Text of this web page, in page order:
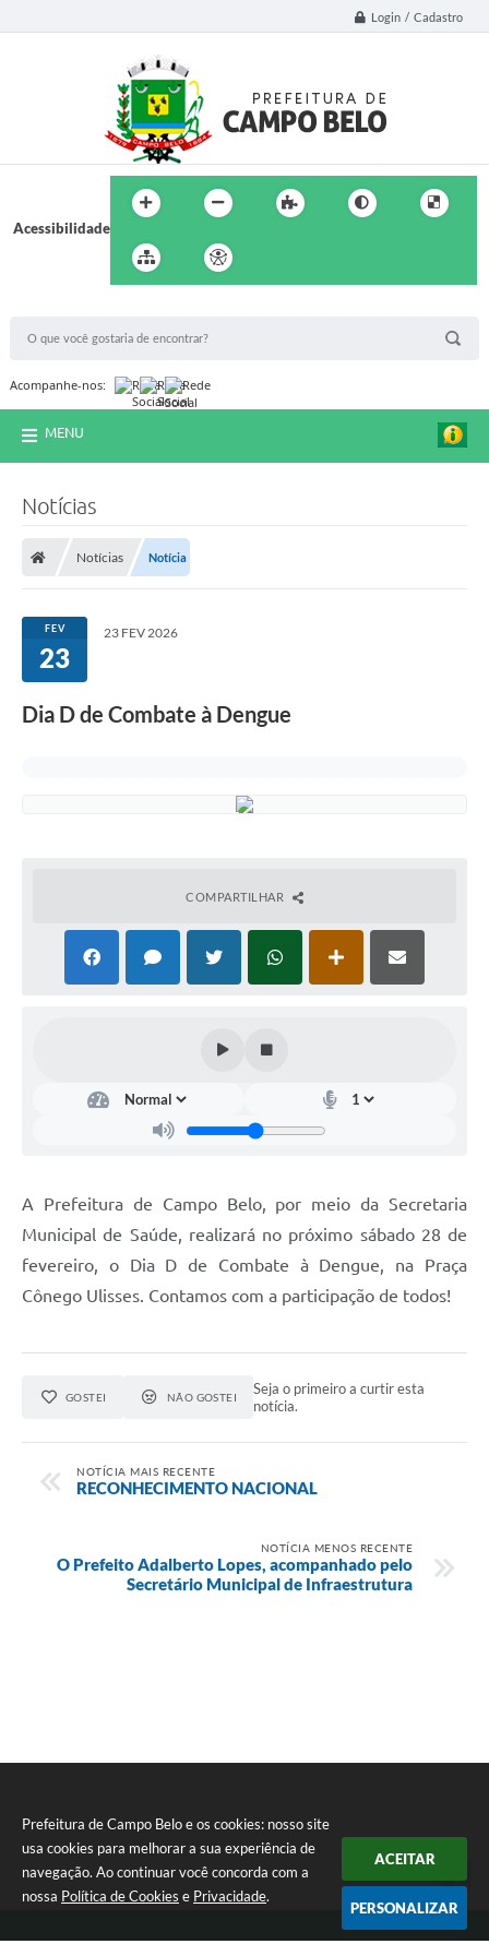
Prefeitura de Campo Belo e os cookies: nosso site
usa cookies para melhorar a sua experiência de
navegação. Ao continuar você concorda com a
nossa Política de Cookies e Privacidade.
ACEITAR
PERSONALIZAR
Login / Cadastro
Acessibilidade
Acompanhe-nos:
MENU
Notícias
Notícias Notícia
FEV
23
23 FEV 2026
Dia D de Combate à Dengue
COMPARTILHAR
A Prefeitura de Campo Belo, por meio da Secretaria
Municipal de Saúde, realizará no próximo sábado 28 de
fevereiro, o Dia D de Combate à Dengue, na Praça
Cônego Ulisses. Contamos com a participação de todos!
GOSTEI NÃO GOSTEI
Seja o primeiro a curtir esta
notícia.
NOTÍCIA MAIS RECENTE
RECONHECIMENTO NACIONAL
NOTÍCIA MENOS RECENTE
O Prefeito Adalberto Lopes, acompanhado pelo
Secretário Municipal de Infraestrutura